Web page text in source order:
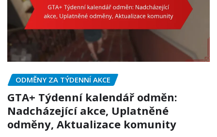
ODMĚNY ZA TÝDENNÍ AKCE
GTA+ Týdenní kalendář odměn:
Nadcházející akce, Uplatněné
odměny, Aktualizace komunity